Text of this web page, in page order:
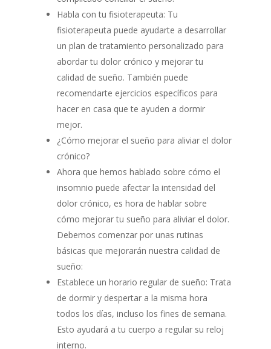
Habla con tu fisioterapeuta: Tu
fisioterapeuta puede ayudarte a desarrollar
un plan de tratamiento personalizado para
abordar tu dolor crónico y mejorar tu
calidad de sueño. También puede
recomendarte ejercicios específicos para
hacer en casa que te ayuden a dormir
mejor.
¿Cómo mejorar el sueño para aliviar el dolor
crónico?
Ahora que hemos hablado sobre cómo el
insomnio puede afectar la intensidad del
dolor crónico, es hora de hablar sobre
cómo mejorar tu sueño para aliviar el dolor.
Debemos comenzar por unas rutinas
básicas que mejorarán nuestra calidad de
sueño:
Establece un horario regular de sueño: Trata
de dormir y despertar a la misma hora
todos los días, incluso los fines de semana.
Esto ayudará a tu cuerpo a regular su reloj
interno.